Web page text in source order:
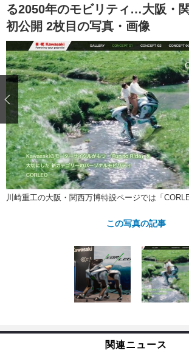
中国
九州 沖
注目の記事
ショップレポート
自動車豆知識 ストップ！
鈑金・塗装
ディテイリング
ディテイリング
ヘッドライト磨き コ
フィルム・ラッピング
鈑金・塗装
小キズ直し
特集記事
ストップ 不具合修理＆粗悪修理
カーメーカー
ショップ紹介
ェクト
イ
イベント告知 イベ
る2050年のモビリティ…大阪・
初公開 2枚目の写真・画像
川崎重工の大阪・関西万博特設ページでは「
この写真の記事
関連ニュース